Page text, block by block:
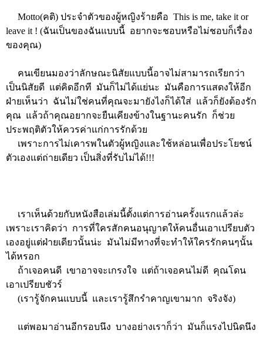
Motto(คติ) ประจำตัวของผู้หญิงร้ายคือ This is me, take it or
leave it ! (ฉันเป็นของฉันแบบนี้ อยากจะชอบหรือไม่ชอบก็เรื่อง
ของคุณ)
คนเขียนมองว่าลักษณะนิสัยแบบนี้อาจไม่สามารถเรียกว่า
เป็นนิสัยดี แต่คิดอีกที มันก็ไม่ได้แย่นะ มันคือการแสดงให้อีก
ฝ่ายเห็นว่า ฉันไม่ใช่คนที่คุณจะมายังไงก็ได้ใส่ แล้วก็ยังต้องรัก
คุณ แล้วถ้าคุณอยากจะยืนเคียงข้างในฐานะคนรัก ก็ช่วย
ประพฤติตัวให้ควรค่าแก่การรักด้วย
เพราะการไม่เคารพในตัวผู้หญิงและใช้หล่อนเพื่อประโยชน์
ตัวเองแต่ถ่ายเดียว เป็นสิ่งที่รับไม่ได้!!!
เราเห็นด้วยกับหนังสือเล่มนี้ตั้งแต่การอ่านครั้งแรกแล้วล่ะ
เพราะเราคิดว่า การที่ใครสักคนอนุญาตให้คนอื่นเอาเปรียบตัว
เองอยู่แต่ฝ่ายเดียวนั้นน่ะ มันไม่มีทางที่จะทำให้ใครรักคนๆนั้น
ได้หรอก
ถ้าเจอคนดี เขาอาจจะเกรงใจ แต่ถ้าเจอคนไม่ดี คุณโดน
เอาเปรียบชัวร์
(เรารู้จักคนแบบนี้ และเรารู้สึกรำคาญเขามาก จริงจัง)
แต่พอมาอ่านอีกรอบนึง บางอย่างเราก็ว่า มันก็แรงไปนิดนึง